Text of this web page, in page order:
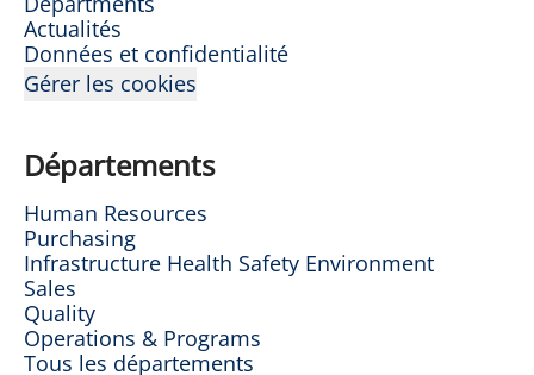
Actualités
Données et confidentialité
Gérer les cookies
Départements
Human Resources
Purchasing
Infrastructure Health Safety Environment
Sales
Quality
Operations & Programs
Tous les départements